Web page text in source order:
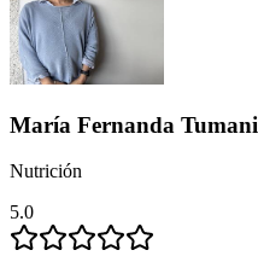
María Fernanda Tumani
Nutrición
5.0